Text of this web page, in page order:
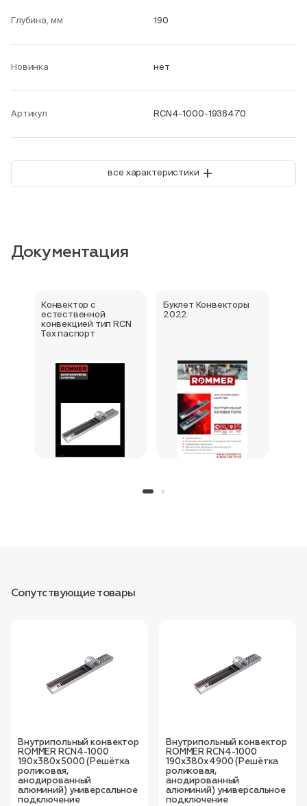
Глубина, мм 190
Новинка нет
Артикул RCN4-1000-1938470
все характеристики +
Документация
Конвектор с
естественной
конвекцией тип RCN
Тех паспорт
Буклет Конвекторы
2022
Сопутствующие товары
Внутрипольный конвектор
ROMMER RCN4-1000
190х380х5000 (Решётка
роликовая,
анодированный
алюминий) универсальное
подключение
Внутрипольный конвектор
ROMMER RCN4-1000
190х380х4900 (Решётка
роликовая,
анодированный
алюминий) универсальное
подключение